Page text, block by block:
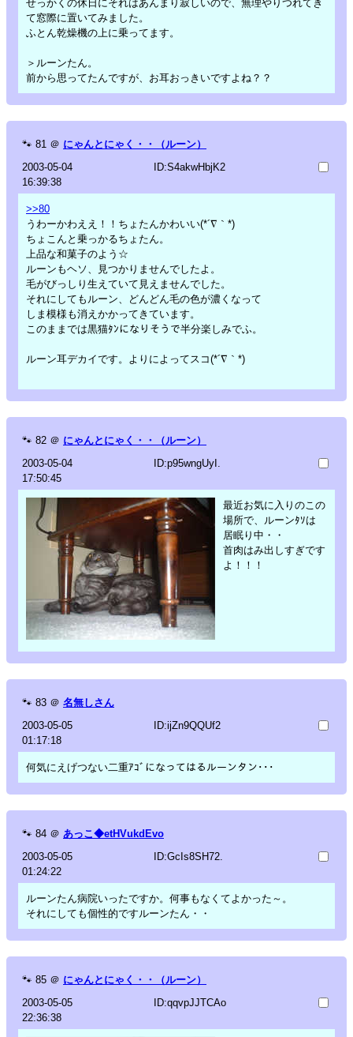
せっかくの休日にそれはあんまり寂しいので、無理やりつれてき
て窓際に置いてみました。
ふとん乾燥機の上に乗ってます。
＞ルーンたん。
前から思ってたんですが、お耳おっきいですよね？？
🐾 81 ＠ にゃんとにゃく・・（ルーン）
2003-05-04
16:39:38
ID:S4akwHbjK2
>>80
うわーかわええ！！ちょたんかわいい(*´∇｀*)
ちょこんと乗っかるちょたん。
上品な和菓子のよう☆
ルーンもヘソ、見つかりませんでしたよ。
毛がびっしり生えていて見えませんでした。
それにしてもルーン、どんどん毛の色が濃くなって
しま模様も消えかかってきています。
このままでは黒猫ﾀﾝになりそうで半分楽しみでふ。
ルーン耳デカイです。よりによってスコ(*´∇｀*)
🐾 82 ＠ にゃんとにゃく・・（ルーン）
2003-05-04
17:50:45
ID:p95wngUyI.
最近お気に入りのこの
場所で、ルーンﾀｿは
居眠り中・・
首肉はみ出しすぎです
よ！！！
🐾 83 ＠ 名無しさん
2003-05-05
01:17:18
ID:ijZn9QQUf2
何気にえげつない二重ｱｺﾞになってはるルーンタン･･･
🐾 84 ＠ あっこ◆etHVukdEvo
2003-05-05
01:24:22
ID:GcIs8SH72.
ルーンたん病院いったですか。何事もなくてよかった～。
それにしても個性的ですルーンたん・・
🐾 85 ＠ にゃんとにゃく・・（ルーン）
2003-05-05
22:36:38
ID:qqvpJJTCAo